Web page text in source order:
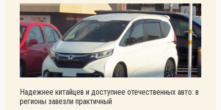
Надежнее китайцев и доступнее отечественных авто: в
регионы завезли практичный